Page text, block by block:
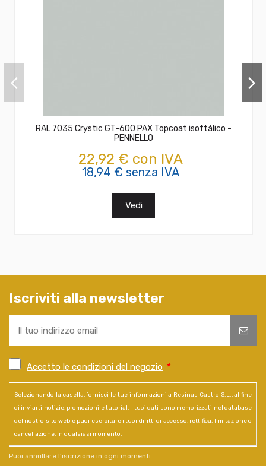
RAL 7035 Crystic GT-600 PAX Topcoat isoftálico -
PENNELLO
22,92 € con IVA
18,94 € senza IVA
Vedi
Iscriviti alla newsletter
Accetto le condizioni del negozio *
Selezionando la casella, fornisci le tue informazioni a Resinas Castro S.L., al fine
di inviarti notizie, promozioni e tutorial. I tuoi dati sono memorizzati nel database
del nostro sito web e puoi esercitare i tuoi diritti di accesso, rettifica, limitazione o
cancellazione, in qualsiasi momento.
Puoi annullare l'iscrizione in ogni momenti.